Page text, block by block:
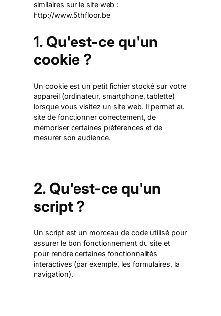
similaires sur le site web :
http://www.5thfloor.be
1. Qu'est-ce qu'un
cookie ?
Un cookie est un petit fichier stocké sur votre
appareil (ordinateur, smartphone, tablette)
lorsque vous visitez un site web. Il permet au
site de fonctionner correctement, de
mémoriser certaines préférences et de
mesurer son audience.
2. Qu'est-ce qu'un
script ?
Un script est un morceau de code utilisé pour
assurer le bon fonctionnement du site et
pour rendre certaines fonctionnalités
interactives (par exemple, les formulaires, la
navigation).